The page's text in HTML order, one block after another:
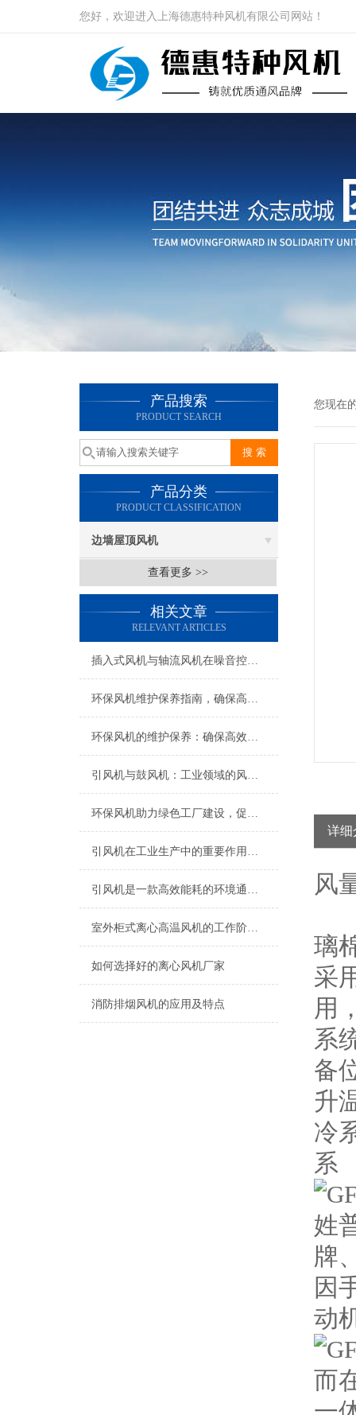
您好，欢迎进入上海德惠特种风机有限公司网站！
产品搜索
PRODUCT SEARCH
产品分类
PRODUCT CLASSIFICATION
边墙屋顶风机
查看更多 >>
相关文章
RELEVANT ARTICLES
插入式风机与轴流风机在噪音控制上有何差异？
环保风机维护保养指南，确保高效稳定运行
环保风机的维护保养：确保高效运行的关键
引风机与鼓风机：工业领域的风动双子星
环保风机助力绿色工厂建设，促进节能减排
引风机在工业生产中的重要作用及发展趋势
引风机是一款高效能耗的环境通风设备
室外柜式离心高温风机的工作阶段过程​
如何选择好的离心风机厂家
消防排烟风机的应用及特点
您现在
详细
风
璃
采
用
系
备
升
冷
系
姓
牌
因
动
而